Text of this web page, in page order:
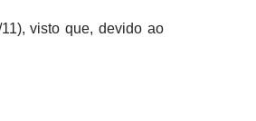
visto que, devido ao